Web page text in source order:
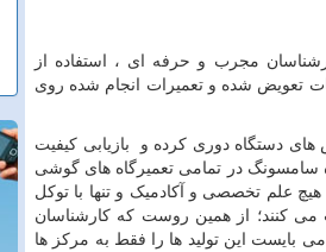
مجرب و حرفه ای ، استفاده از
تعویض شده و تعمیرات انجام شده روی
های دستگاه دوری کرده و بازیابی کیفیت
سامسونگ در تمامی تعمیرگاه های گوشی
علم تخصصی و آکادمیک و تنها با توکل
می کنند؛ از همین روست که کارشناسان
بایست این تولید ها را فقط به مرکز ها